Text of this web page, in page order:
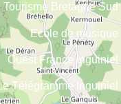
Tourisme Bretagne Sud
Ecole de musique
Ouest France Inguiniel
Le Télégramme Inguiniel